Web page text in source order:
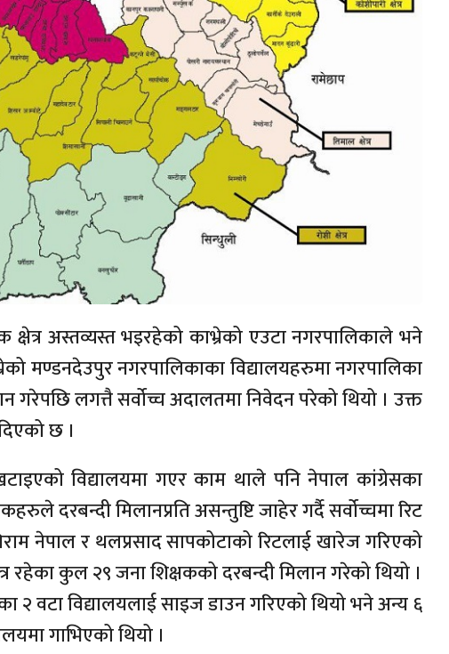
क्षेत्र अस्तव्यस्त भइरहेको काभ्रेको एउटा नगरपालिकाले भने
मण्डनदेउपुर नगरपालिकाका विद्यालयहरुमा नगरपालिका
गरेपछि लगत्तै सर्वोच्च अदालतमा निवेदन परेको थियो । उक्त
छ ।
विद्यालयमा गएर काम थाले पनि नेपाल कांग्रेसका
दरबन्दी मिलानप्रति असन्तुष्टि जाहेर गर्दै सर्वोच्चमा रिट
नेपाल र थलप्रसाद सापकोटाको रिटलाई खारेज गरिएको
रहेका कुल २९ जना शिक्षकको दरबन्दी मिलान गरेको थियो ।
२ वटा विद्यालयलाई साइज डाउन गरिएको थियो भने अन्य ६
गाभिएको थियो ।